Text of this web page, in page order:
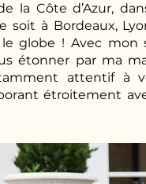
la Côte d’Azur,
à Bordeaux,
globe ! Avec mon
étonner par ma
attentif à
étroitement